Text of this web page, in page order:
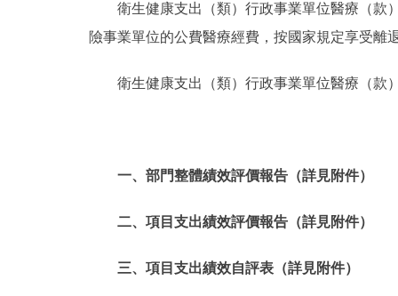
衛生健康支出（類）行政事業單位醫療（款
險事業單位的公費醫療經費，按國家規定享受離
衛生健康支出（類）行政事業單位醫療（款
一、部門整體績效評價報告（詳見附件）
二、項目支出績效評價報告（詳見附件）
三、項目支出績效自評表（詳見附件）